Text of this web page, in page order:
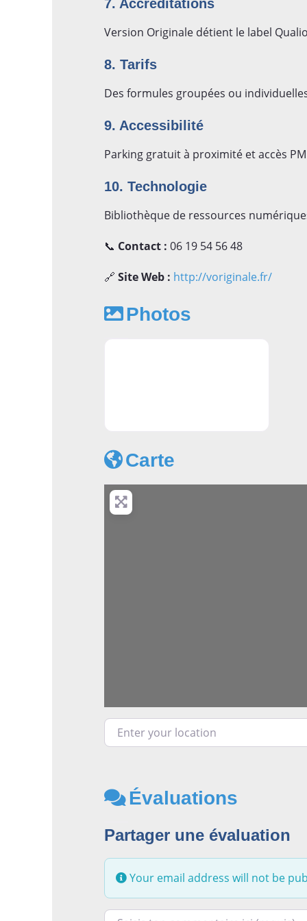
7. Accréditations
Version Originale détient le label
8. Tarifs
Des formules groupées ou
9. Accessibilité
Parking gratuit à proximité et accès
10. Technologie
Bibliothèque de ressources
📞 Contact : 06 19 54 56 48
🔗 Site Web : http://voriginale.fr/
Photos
Carte
Enter your location
Évaluations
Partager une évaluation
Your email address will not be
Racontez-nous ce que vous avez le